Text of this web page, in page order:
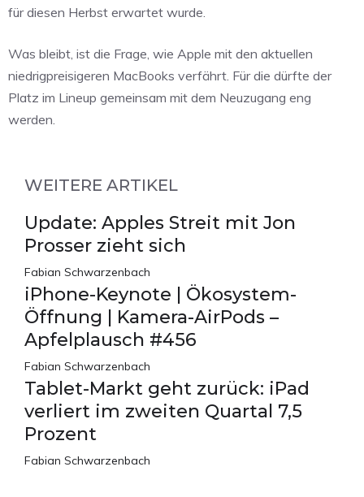
für diesen Herbst erwartet wurde.
Was bleibt, ist die Frage, wie Apple mit den aktuellen
niedrigpreisigeren MacBooks verfährt. Für die dürfte der
Platz im Lineup gemeinsam mit dem Neuzugang eng
werden.
WEITERE ARTIKEL
Update: Apples Streit mit Jon
Prosser zieht sich
Fabian Schwarzenbach
iPhone-Keynote | Ökosystem-
Öffnung | Kamera-AirPods –
Apfelplausch #456
Fabian Schwarzenbach
Tablet-Markt geht zurück: iPad
verliert im zweiten Quartal 7,5
Prozent
Fabian Schwarzenbach